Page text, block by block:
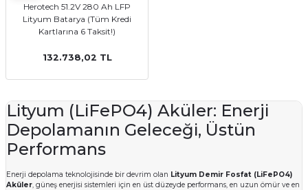
Herotech 51.2V 280 Ah LFP
Lityum Batarya (Tüm Kredi
Kartlarına 6 Taksit!)
132.738,02 TL
Lityum (LiFePO4) Aküler: Enerji
Depolamanın Geleceği, Üstün
Performans
Enerji depolama teknolojisinde bir devrim olan Lityum Demir Fosfat (LiFePO4)
Aküler, güneş enerjisi sistemleri için en üst düzeyde performans, en uzun ömür ve en